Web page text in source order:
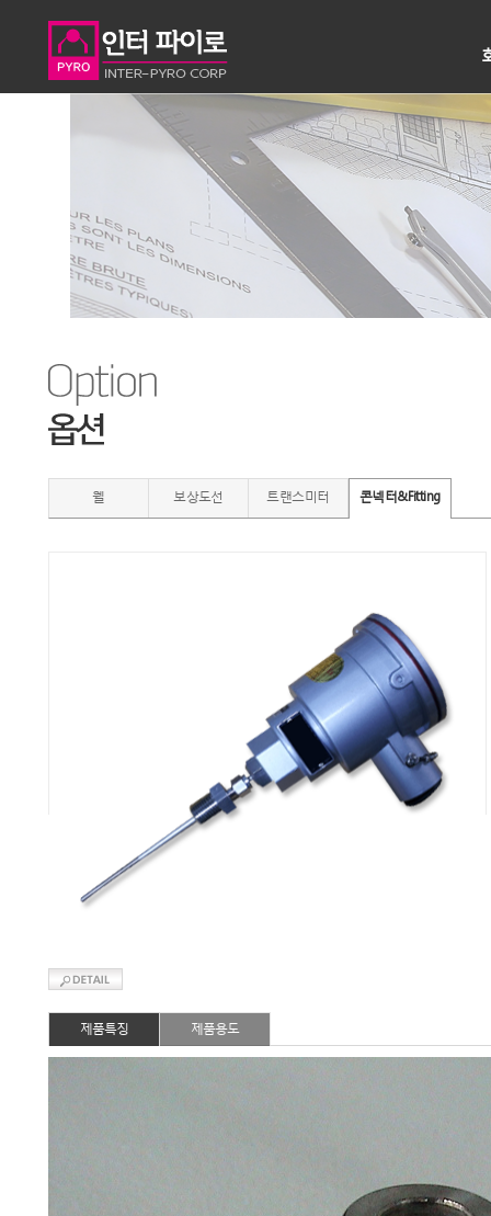
웰 보상도선 트랜스미터 콘넥터&Fitting
제품특징 제품용도